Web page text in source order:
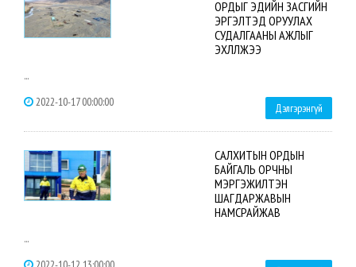
ОРДЫГ ЭДИЙН ЗАСГИЙН
ЭРГЭЛТЭД ОРУУЛАХ
СУДАЛГААНЫ АЖЛЫГ
ЭХЛҮҮЛЖЭЭ
...
2022-10-17 00:00:00
Дэлгэрэнгүй
CАЛХИТЫН ОРДЫН
БАЙГАЛЬ ОРЧНЫ
МЭРГЭЖИЛТЭН
ШАГДАРЖАВЫН
НАМСРАЙЖАВ
...